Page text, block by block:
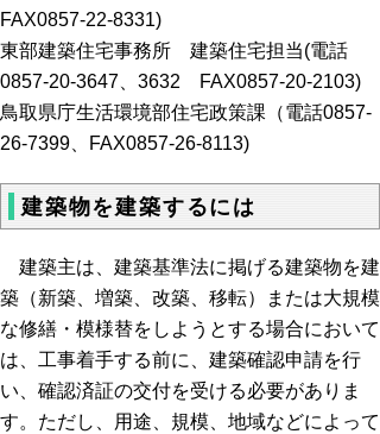
FAX0857-22-8331)
東部建築住宅事務所 建築住宅担当(電話
0857-20-3647、3632 FAX0857-20-2103)
鳥取県庁生活環境部住宅政策課（電話0857-
26-7399、FAX0857-26-8113)
建築物を建築するには
建築主は、建築基準法に掲げる建築物を建
築（新築、増築、改築、移転）または大規模
な修繕・模様替をしようとする場合において
は、工事着手する前に、建築確認申請を行
い、確認済証の交付を受ける必要がありま
す。ただし、用途、規模、地域などによって